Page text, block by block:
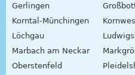
Gerlingen
Korntal-Münchingen
Löchgau
Marbach am Neckar
Oberstenfeld